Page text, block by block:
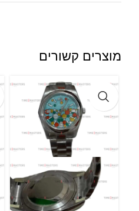
מוצרים קשורים